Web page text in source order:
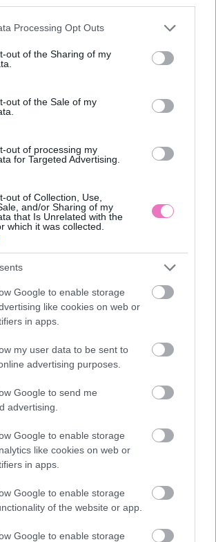
this website/app uses one or more Google
visit or usage behaviour. You may click to
to Google and its third-party tags to
below specified purposes in below Google
Processing Opt Outs
out of the Sharing of my
out of the Sale of my
out of processing my
for Targeted Advertising.
out of Collection, Use,
and/or Sharing of my
that Is Unrelated with the
which it was collected.
Google to enable storage
like cookies on web or
in apps.
my user data to be sent to
advertising purposes.
Google to send me
advertising.
Google to enable storage
like cookies on web or
in apps.
Google to enable storage
of the website or app.
Google to enable storage
hozzá a Facebook-on!
– Ezt jelentik az egyes vonalak
titka – a kedvenc zöldségesemtől
amivel észrevétlenül űzheted el a
ösztön áll a hátterében
sokkal idősebbnek tűnsz a korodnál
BIEN.HU HOROSZKÓP